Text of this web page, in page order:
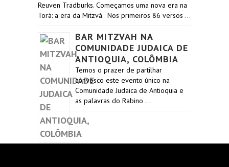
Reuven Tradburks. Começamos uma nova era na
Torá: a era da Mitzvá. Nos primeiros 86 versos …
BAR MITZVAH NA
COMUNIDADE JUDAICA DE
ANTIOQUIA, COLÔMBIA
Temos o prazer de partilhar
convosco este evento único na
Comunidade Judaica de Antioquia e
as palavras do Rabino …